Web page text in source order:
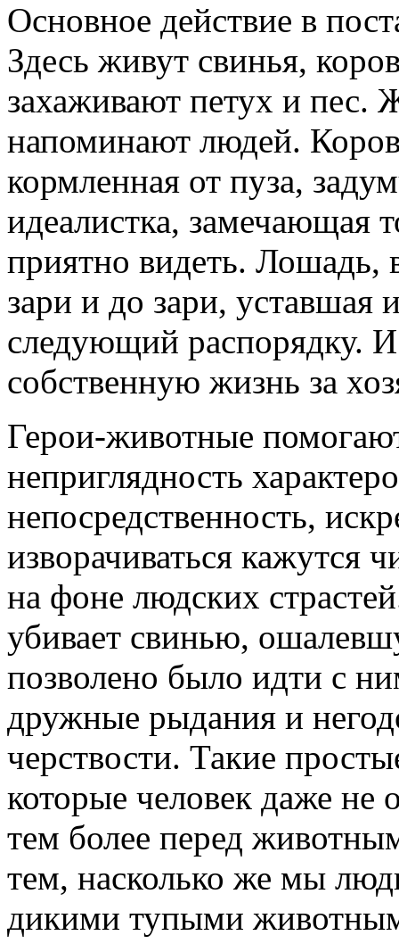
Основное действие в
Здесь живут свинья,
захаживают петух и пес.
напоминают людей.
кормленная от пуза,
идеалистка, замечающая
приятно видеть. Лошадь,
зари и до зари, уставшая
следующий распорядку. И
собственную жизнь за
Герои-животные
неприглядность
непосредственность,
изворачиваться кажутся
на фоне людских
убивает свинью,
позволено было идти с
дружные рыдания и
черствости. Такие
которые человек даже не
тем более перед
тем, насколько же мы
дикими тупыми